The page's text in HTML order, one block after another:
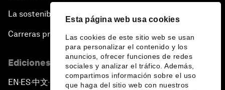
Esta página web usa cookies
Las cookies de este sitio web se usan
para personalizar el contenido y los
anuncios, ofrecer funciones de redes
sociales y analizar el tráfico. Además,
compartimos información sobre el uso
que haga del sitio web con nuestros
La sostenibilidad en el Foro
Carreras profesionales
Ediciones en otros idiomas
EN ▪ES▪中文▪ 日本語